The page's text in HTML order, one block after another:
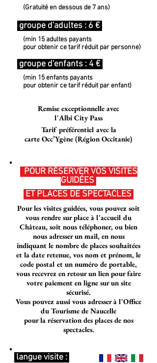
(Gratuité en dessous de 7 ans)
groupe d'adultes : 6 €
(min 15 adultes payants
pour obtenir ce tarif réduit par personne)
groupe d'enfants : 4 €
(min 15 enfants payants
pour obtenir ce tarif réduit par enfant)
Remise exceptionnelle avec
l'Albi City Pass
Tarif préférentiel avec la
carte Occ’Ygène (Région Occitanie)
POUR RÉSERVER VOS VISITES
GUIDÉES
ET PLACES DE SPECTACLES
Pour les visites guidées, vous pouvez soit
vous rendre sur place à l'accueil du
Château, soit nous téléphoner, ou bien
nous adresser un mail, en nous
indiquant le nombre de places souhaitées
et la date retenue, vos nom et prénom, le
code postal et un numéro de portable,
vous recevrez en retour un lien pour faire
votre paiement en ligne sur un site
sécurisé.
Vous pouvez aussi vous adresser à l'Office
du Tourisme de Naucelle
pour la réservation des places de nos
spectacles.
langue visite : ​